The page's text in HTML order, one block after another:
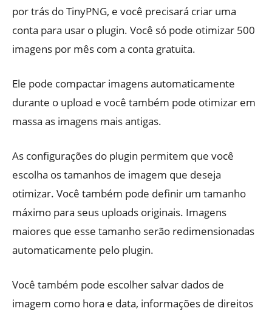
por trás do TinyPNG, e você precisará criar uma
conta para usar o plugin. Você só pode otimizar 500
imagens por mês com a conta gratuita.
Ele pode compactar imagens automaticamente
durante o upload e você também pode otimizar em
massa as imagens mais antigas.
As configurações do plugin permitem que você
escolha os tamanhos de imagem que deseja
otimizar. Você também pode definir um tamanho
máximo para seus uploads originais. Imagens
maiores que esse tamanho serão redimensionadas
automaticamente pelo plugin.
Você também pode escolher salvar dados de
imagem como hora e data, informações de direitos